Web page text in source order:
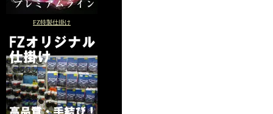
FZ特製仕掛け